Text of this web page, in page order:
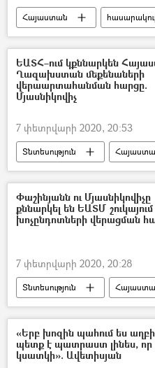
Հայաստան
եղանակ
Ճանապարհ
Դիլիջան
տեսանյութ
Եղանակը Հայաստանում
ԵԱՏՀ–ում կքննարկեն
Ղազախստան մեքենաների
վերաարտահանման հարցը.
Մյասնիկովիչ
7 փետրվարի 2020, 20:53
Տնտեսություն
ավտոմեքենա
Միխայիլ Մյասնիկովիչ
Եվրասիական տնտեսական
Փաշինյանն ու Մյասնիկովիչը
քննարկել են ԵԱՏՄ
խոչընդոտների վերացման
7 փետրվարի 2020, 20:28
Տնտեսություն
Նիկոլ Փաշինյան
Եվրասիական տնտեսական
Միխայիլ Մյասնիկովիչ
«Երբ խոզին պահում ես
պետք է պատրաստ լինես, որ
կսատկի». Ավետիսյան